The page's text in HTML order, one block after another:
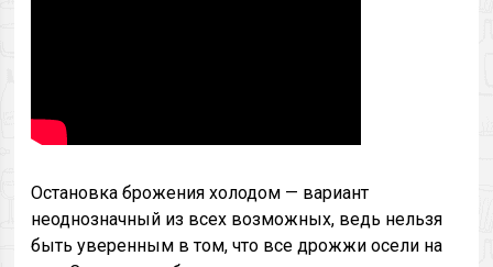
Остановка брожения холодом — вариант
неоднозначный из всех возможных, ведь нельзя
быть уверенным в том, что все дрожжи осели на